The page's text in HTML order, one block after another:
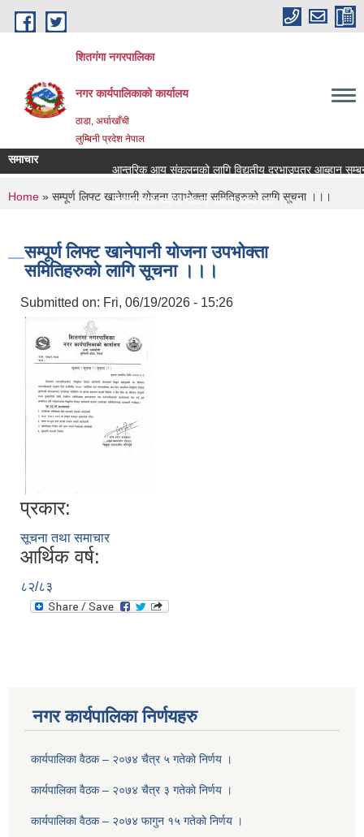
Skip to main content
शितगंगा नगरपालिका
नगर कार्यपालिकाकाे कार्यालय
ठाडा, अर्घाखाँची
लुम्बिनी प्रदेश नेपाल
समाचार
आन्तरिक आय संकलनको लागि विद्युतीय दरभाउपत्र आब्हान
रिक्त पदमा स्थायी शिक्षक सरुवा सम्बन्धमा ।।।
You are here
Home » सम्पूर्ण लिफ्ट खानेपानी योजना उपभोक्ता समितिहरुको लागि सूचना ।।।
सम्पूर्ण लिफ्ट खानेपानी योजना उपभोक्ता
समितिहरुको लागि सूचना ।।।
Submitted on: Fri, 06/19/2026 - 15:26
प्रकार:
सूचना तथा समाचार
आर्थिक वर्ष:
८२/८३
नगर कार्यपालिका निर्णयहरु
कार्यपालिका वैठक – २०७४ चैत्र ५ गतेकाे निर्णय ।
कार्यपालिका वैठक – २०७४ चैत्र ३ गतेकाे निर्णय ।
कार्यपालिका वैठक – २०७४ फागुन १५ गतेकाे निर्णय ।